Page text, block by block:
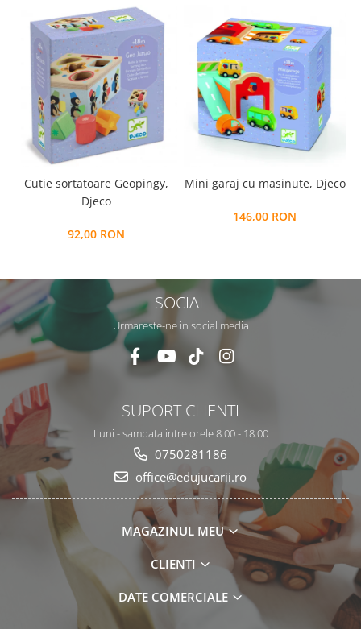
Cutie sortatoare Geopingy,
Djeco
92,00 RON
Mini garaj cu masinute, Djeco
146,00 RON
SOCIAL
Urmareste-ne in social media
SUPORT CLIENTI
Luni - sambata intre orele 8.00 - 18.00
0750281186
office@edujucarii.ro
MAGAZINUL MEU
CLIENTI
DATE COMERCIALE